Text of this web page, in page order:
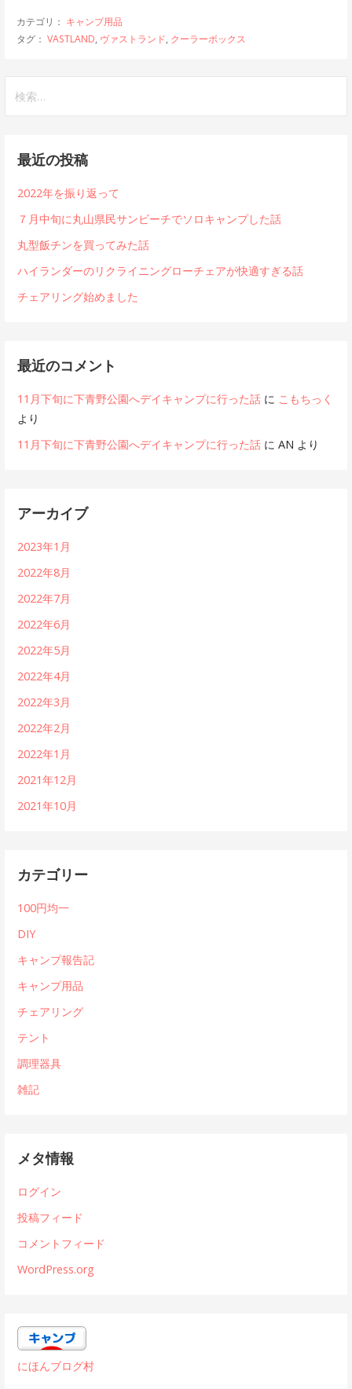
カテゴリ： キャンプ用品
タグ： VASTLAND, ヴァストランド, クーラーボックス
索:
最近の投稿
2022年を振り返って
７月中旬に丸山県民サンビーチでソロキャンプした話
丸型飯チンを買ってみた話
ハイランダーのリクライニングローチェアが快適すぎる話
チェアリング始めました
最近のコメント
11月下旬に下青野公園へデイキャンプに行った話 に こもちっく
より
11月下旬に下青野公園へデイキャンプに行った話 にAN より
アーカイブ
2023年1月
2022年8月
2022年7月
2022年6月
2022年5月
2022年4月
2022年3月
2022年2月
2022年1月
2021年12月
2021年10月
カテゴリー
100円均一
DIY
キャンプ報告記
キャンプ用品
チェアリング
テント
調理器具
雑記
メタ情報
ログイン
投稿フィード
コメントフィード
WordPress.org
にほんブログ村